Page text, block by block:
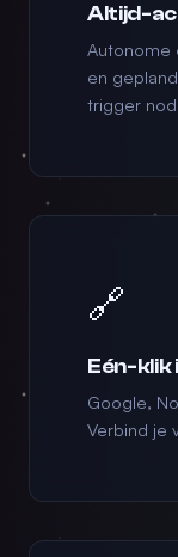
Altijd-
Autonome
en
trigger
🔗
Eén-
Google,
Verbind je